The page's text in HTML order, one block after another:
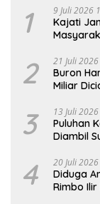
1 9 Juli 2026
Kajati
2 21 Juli
Buron
Miliar
3 13 Juli
Puluhan
Diambil
4 20 Juli
Diduga
Rimbo